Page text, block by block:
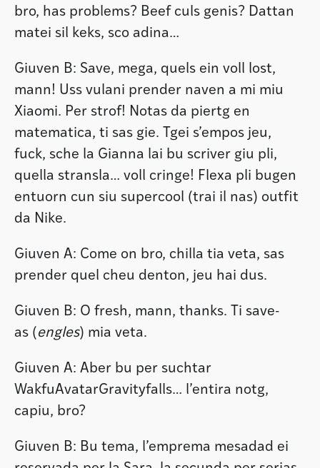
bro, has problems? Beef culs genis? Dattan
matei sil keks, sco adina…
Giuven B: Save, mega, quels ein voll lost,
mann! Uss vulani prender naven a mi miu
Xiaomi. Per strof! Notas da piertg en
matematica, ti sas gie. Tgei s’empos jeu,
fuck, sche la Gianna lai bu scriver giu pli,
quella stransla… voll cringe! Flexa pli bugen
entuorn cun siu supercool (trai il nas) outfit
da Nike.
Giuven A: Come on bro, chilla tia veta, sas
prender quel cheu denton, jeu hai dus.
Giuven B: O fresh, mann, thanks. Ti save-
as ( engles) mia veta.
Giuven A: Aber bu per suchtar
WakfuAvatarGravityfalls… l’entira notg,
capiu, bro?
Giuven B: Bu tema, l’emprema mesadad ei